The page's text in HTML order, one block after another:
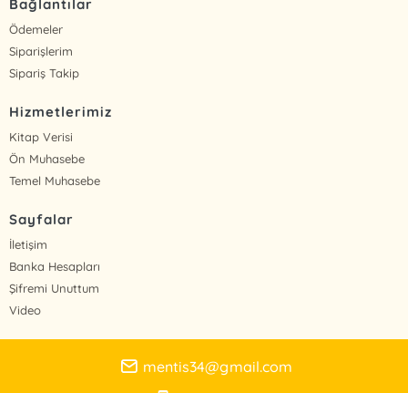
Bağlantılar
Ödemeler
Siparişlerim
Sipariş Takip
Hizmetlerimiz
Kitap Verisi
Ön Muhasebe
Temel Muhasebe
Sayfalar
İletişim
Banka Hesapları
Şifremi Unuttum
Video
mentis34@gmail.com